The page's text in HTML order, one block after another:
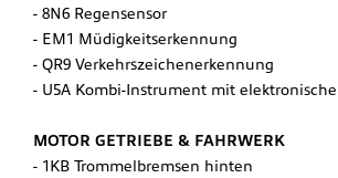
8N6 Regensensor
EM1 Müdigkeitserkennung
QR9 Verkehrszeichenerkennung
U5A Kombi-Instrument mit
MOTOR GETRIEBE & FAHRWERK
1KB Trommelbremsen hinten